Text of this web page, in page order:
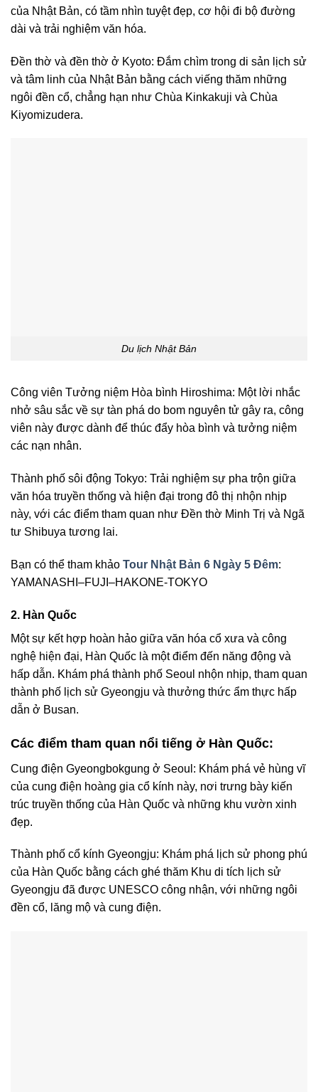
của Nhật Bản, có tầm nhìn tuyệt đẹp, cơ hội đi bộ đường
dài và trải nghiệm văn hóa.
Đền thờ và đền thờ ở Kyoto: Đắm chìm trong di sản lịch sử
và tâm linh của Nhật Bản bằng cách viếng thăm những
ngôi đền cổ, chẳng hạn như Chùa Kinkakuji và Chùa
Kiyomizudera.
Du lịch Nhật Bản
Công viên Tưởng niệm Hòa bình Hiroshima: Một lời nhắc
nhở sâu sắc về sự tàn phá do bom nguyên tử gây ra, công
viên này được dành để thúc đẩy hòa bình và tưởng niệm
các nạn nhân.
Thành phố sôi động Tokyo: Trải nghiệm sự pha trộn giữa
văn hóa truyền thống và hiện đại trong đô thị nhộn nhịp
này, với các điểm tham quan như Đền thờ Minh Trị và Ngã
tư Shibuya tương lai.
Bạn có thể tham khảo Tour Nhật Bản 6 Ngày 5 Đêm:
YAMANASHI–FUJI–HAKONE-TOKYO
2. Hàn Quốc
Một sự kết hợp hoàn hảo giữa văn hóa cổ xưa và công
nghệ hiện đại, Hàn Quốc là một điểm đến năng động và
hấp dẫn. Khám phá thành phố Seoul nhộn nhịp, tham quan
thành phố lịch sử Gyeongju và thưởng thức ẩm thực hấp
dẫn ở Busan.
Các điểm tham quan nổi tiếng ở Hàn Quốc:
Cung điện Gyeongbokgung ở Seoul: Khám phá vẻ hùng vĩ
của cung điện hoàng gia cổ kính này, nơi trưng bày kiến
trúc truyền thống của Hàn Quốc và những khu vườn xinh
đẹp.
Thành phố cổ kính Gyeongju: Khám phá lịch sử phong phú
của Hàn Quốc bằng cách ghé thăm Khu di tích lịch sử
Gyeongju đã được UNESCO công nhận, với những ngôi
đền cổ, lăng mộ và cung điện.